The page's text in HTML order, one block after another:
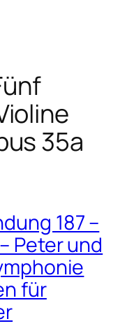
35a
187 –
Peter und
für